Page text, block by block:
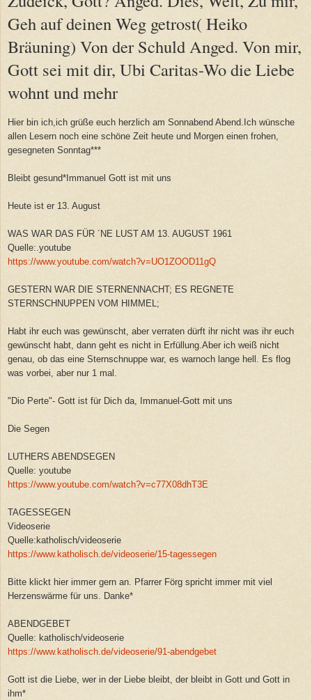
Geh auf deinen Weg getrost( Heiko
Bräuning) Von der Schuld Anged. Von mir,
Gott sei mit dir, Ubi Caritas-Wo die Liebe
wohnt und mehr
Hier bin ich,ich grüße euch herzlich am Sonnabend Abend.Ich wünsche
allen Lesern noch eine schöne Zeit heute und Morgen einen frohen,
gesegneten Sonntag***
Bleibt gesund*Immanuel Gott ist mit uns
Heute ist er 13. August
WAS WAR DAS FÜR ´NE LUST AM 13. AUGUST 1961
Quelle:.youtube
https://www.youtube.com/watch?v=UO1ZOOD11gQ
GESTERN WAR DIE STERNENNACHT; ES REGNETE
STERNSCHNUPPEN VOM HIMMEL;
Habt ihr euch was gewünscht, aber verraten dürft ihr nicht was ihr euch
gewünscht habt, dann geht es nicht in Erfüllung.Aber ich weiß nicht
genau, ob das eine Sternschnuppe war, es warnoch lange hell. Es flog
was vorbei, aber nur 1 mal.
"Dio Perte"- Gott ist für Dich da, Immanuel-Gott mit uns
Die Segen
LUTHERS ABENDSEGEN
Quelle: youtube
https://www.youtube.com/watch?v=c77X08dhT3E
TAGESSEGEN
Videoserie
Quelle:katholisch/videoserie
https://www.katholisch.de/videoserie/15-tagessegen
Bitte klickt hier immer gern an. Pfarrer Förg spricht immer mit viel
Herzenswärme für uns. Danke*
ABENDGEBET
Quelle: katholisch/videoserie
https://www.katholisch.de/videoserie/91-abendgebet
Gott ist die Liebe, wer in der Liebe bleibt, der bleibt in Gott und Gott in
ihm*